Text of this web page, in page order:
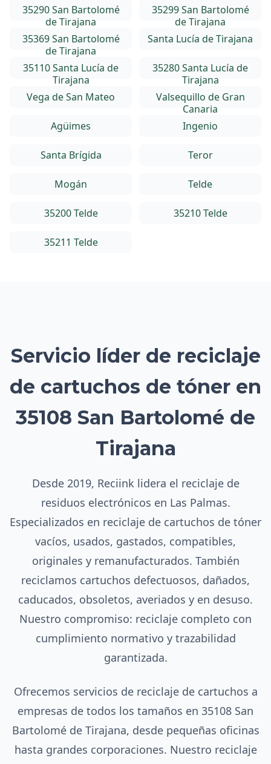
35290 San Bartolomé
de Tirajana
35299 San Bartolomé
de Tirajana
35369 San Bartolomé
de Tirajana
Santa Lucía de Tirajana
35110 Santa Lucía de
Tirajana
35280 Santa Lucía de
Tirajana
Vega de San Mateo
Valsequillo de Gran
Canaria
Agüimes
Ingenio
Santa Brígida Teror
Mogán Telde
35200 Telde 35210 Telde
35211 Telde
Servicio líder de reciclaje
de cartuchos de tóner en
35108 San Bartolomé de
Tirajana
Desde 2019, Reciink lidera el reciclaje de
residuos electrónicos en Las Palmas.
Especializados en reciclaje de cartuchos de tóner
vacíos, usados, gastados, compatibles,
originales y remanufacturados. También
reciclamos cartuchos defectuosos, dañados,
caducados, obsoletos, averiados y en desuso.
Nuestro compromiso: reciclaje completo con
cumplimiento normativo y trazabilidad
garantizada.
Ofrecemos servicios de reciclaje de cartuchos a
empresas de todos los tamaños en 35108 San
Bartolomé de Tirajana, desde pequeñas oficinas
hasta grandes corporaciones. Nuestro reciclaje